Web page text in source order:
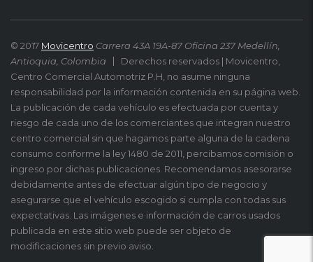
© 2017 Movicentro Carrera 43A 19A-87 Oficina 237 Medellín,
Antioquia, Colombia
Derechos reservados | Movicentro,
Centro Comercial Automotriz P.H, no asume ninguna
responsabilidad por la información contenida en su página web.
La publicación de cada vehículo es efectuada por cuenta y
riesgo de cada uno de los comerciantes que integran nuestro
centro comercial sin que hagamos parte alguna de la cadena
consumo conforme la ley 1480 de 2011, percibamos comisión o
ingreso por dichas publicaciones. Recomendamos asesorarse
debidamente antes de efectuar algún tipo de negocio y
asegurarse que el vehículo escogido si cumpla con todas sus
expectativas. Las imágenes e información de carros usados
publicada en este sitio web puede ser objeto de
modificaciones sin previo aviso.